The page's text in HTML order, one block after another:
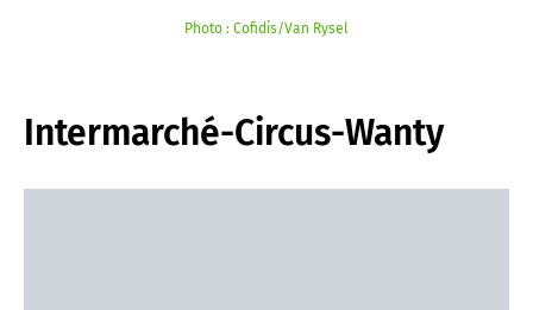
Photo : Cofidis/Van Rysel
Intermarché-Circus-Wanty